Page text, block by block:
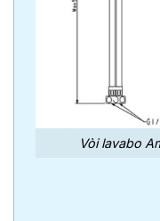
Vòi lavabo